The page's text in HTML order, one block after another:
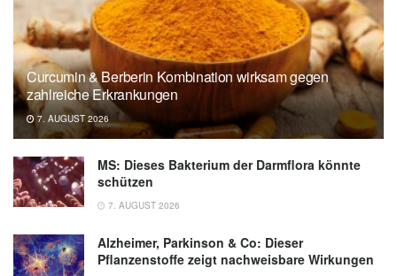
RIKEN: Proteins in meat, milk, and other
foods suppress gut tumors (veröffentlicht
18.09.2024),RIKEN
Curcumin & Berberin Kombination wirksam gegen
zahlreiche Erkrankungen
7. AUGUST 2026
MS: Dieses Bakterium der Darmflora könnte
schützen
7. AUGUST 2026
Alzheimer, Parkinson & Co: Dieser
Pflanzenstoffe zeigt nachweisbare Wirkungen